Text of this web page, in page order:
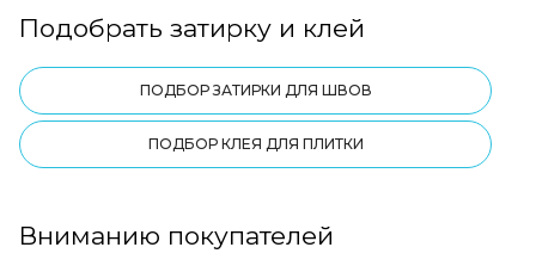
Подобрать затирку и клей
ПОДБОР ЗАТИРКИ ДЛЯ ШВОВ
ПОДБОР КЛЕЯ ДЛЯ ПЛИТКИ
Вниманию покупателей